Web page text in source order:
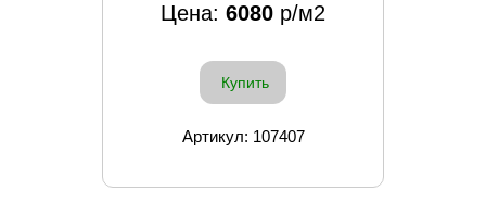
Цена: 6080 р/м2
Купить
Артикул: 107407